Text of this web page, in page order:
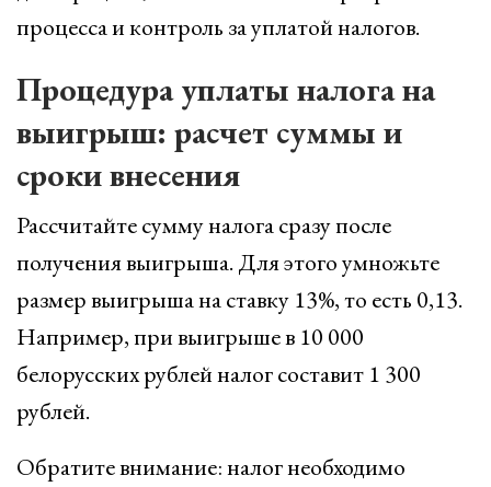
процесса и контроль за уплатой налогов.
Процедура уплаты налога на
выигрыш: расчет суммы и
сроки внесения
Рассчитайте сумму налога сразу после
получения выигрыша. Для этого умножьте
размер выигрыша на ставку 13%, то есть 0,13.
Например, при выигрыше в 10 000
белорусских рублей налог составит 1 300
рублей.
Обратите внимание: налог необходимо